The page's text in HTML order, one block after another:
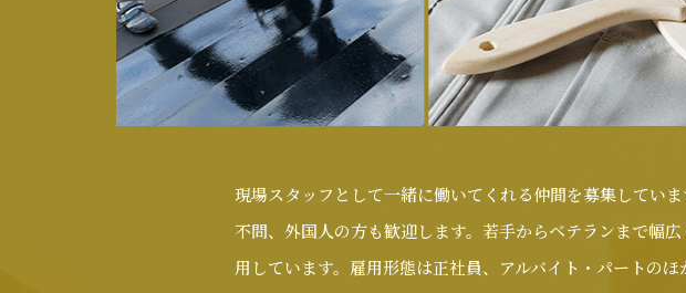
現場スタッフとして一緒に働いてくれる仲間を募集してい
不問、外国人の方も歓迎します。若手からベテランまで幅
用しています。雇用形態は正社員、アルバイト・パートの